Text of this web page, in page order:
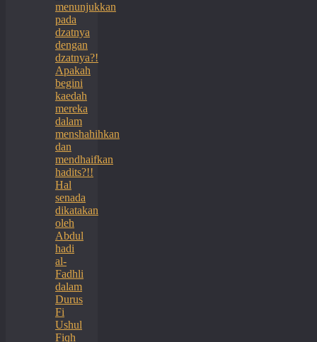
menunjukkan
pada
dzatnya
dengan
dzatnya?!
Apakah
begini
kaedah
mereka
dalam
menshahihkan
dan
mendhaifkan
hadits?!!
Hal
senada
dikatakan
oleh
Abdul
hadi
al-
Fadhli
dalam
Durus
Fi
Ushul
Fiqh